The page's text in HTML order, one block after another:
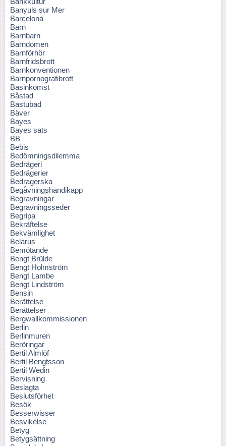
Banyuls sur Mer
Barcelona
Barn
Barnbarn
Barndomen
Barnförhör
Barnfridsbrott
Barnkonventionen
Barnpornografibrott
Basinkomst
Båstad
Bastubad
Bäver
Bayes
Bayes sats
BB
Bebis
Bedömningsdilemma
Bedrägeri
Bedrägerier
Bedragerska
Begåvningshandikapp
Begravningar
Begravningsseder
Begripa
Bekräftelse
Bekvämlighet
Belarus
Bemötande
Bengt Brülde
Bengt Holmström
Bengt Lambe
Bengt Lindström
Bensin
Berättelse
Berättelser
Bergwallkommissionen
Berlin
Berlinmuren
Beröringar
Bertil Almlöf
Bertil Bengtsson
Bertil Wedin
Bervisning
Beslagta
Beslutsförhet
Besök
Besserwisser
Besvikelse
Betyg
Betygsättning